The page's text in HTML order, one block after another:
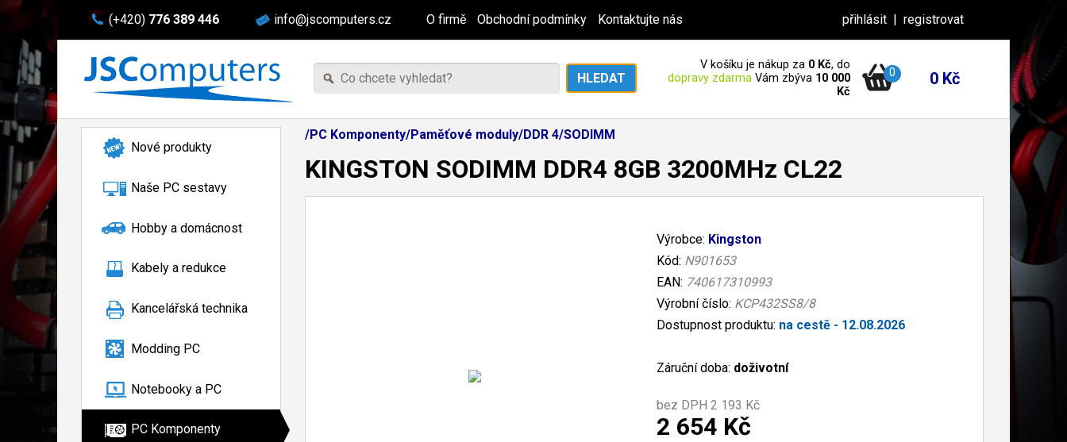
(+420) 776 389 446 info@jscomputers.cz O firmě Obchodní podmínky Kontaktujte nás přihlásit | registrovat
V košíku je nákup za 0 Kč, do
dopravy zdarma Vám zbýva 10 000
Kč
0 0 Kč
Nové produkty
Naše PC sestavy
Hobby a domácnost
Kabely a redukce
Kancelářská technika
Modding PC
Notebooky a PC
PC Komponenty
/PC Komponenty/Paměťové moduly/DDR 4/SODIMM
KINGSTON SODIMM DDR4 8GB 3200MHz CL22
Výrobce: Kingston
Kód: N901653
EAN: 740617310993
Výrobní číslo: KCP432SS8/8
Dostupnost produktu: na cestě - 12.08.2026
Záruční doba: doživotní
bez DPH 2 193 Kč
2 654 Kč